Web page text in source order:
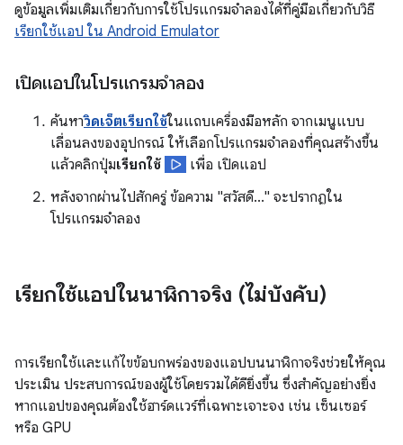
ดูข้อมูลเพิ่มเติมเกี่ยวกับการใช้โปรแกรมจำลองได้ที่คู่มือเกี่ยวกับวิธี
เรียกใช้แอป ใน Android Emulator
เปิดแอปในโปรแกรมจำลอง
ค้นหาวิดเจ็ตเรียกใช้ในแถบเครื่องมือหลัก จากเมนูแบบ
เลื่อนลงของอุปกรณ์ ให้เลือกโปรแกรมจำลองที่คุณสร้างขึ้น
แล้วคลิกปุ่มเรียกใช้
เพื่อ เปิดแอป
หลังจากผ่านไปสักครู่ ข้อความ "สวัสดี..." จะปรากฏใน
โปรแกรมจำลอง
เรียกใช้แอปในนาฬิกาจริง (ไม่บังคับ)
การเรียกใช้และแก้ไขข้อบกพร่องของแอปบนนาฬิกาจริงช่วยให้คุณ
ประเมิน ประสบการณ์ของผู้ใช้โดยรวมได้ดียิ่งขึ้น ซึ่งสำคัญอย่างยิ่ง
หากแอปของคุณต้องใช้ฮาร์ดแวร์ที่เฉพาะเจาะจง เช่น เซ็นเซอร์
หรือ GPU